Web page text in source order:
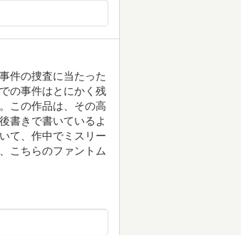
件の捜査に当たった
の事件はとにかく残
この作品は、その高
書きで書いているよ
て、作中でミスリー
こちらのファントム